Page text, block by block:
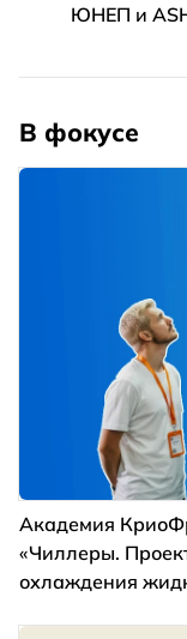
ЮНЕП и
В фокусе
Академия
«Чиллеры.
охлаждения